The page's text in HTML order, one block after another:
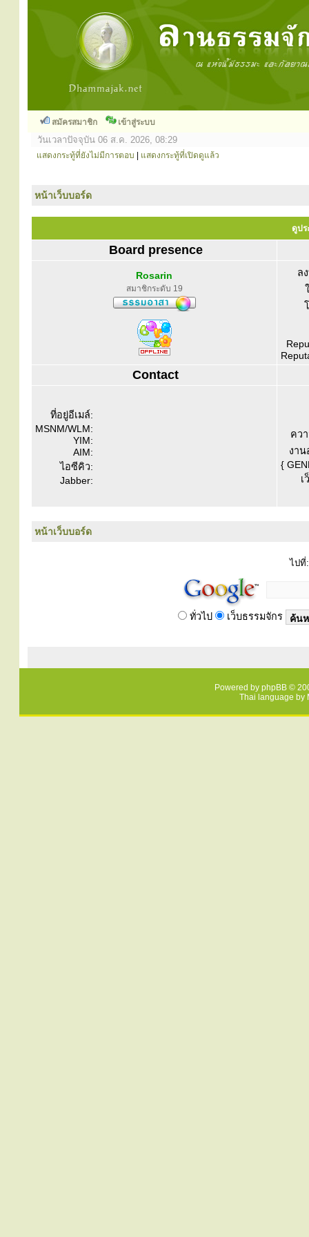
สมัครสมาชิก เข้าสู่ระบบ
วันเวลาปัจจุบัน 06 ส.ค. 2026, 08:29
แสดงกระทู้ที่ยังไม่มีการตอบ แสดงกระทู้ที่เปิดดูแล้ว
หน้าเว็บบอร์ด
ดูปร
Board presence
Rosarin
สมาชิกระดับ 19
ล
Contact
ที่อยู่อีเมล์:
MSNM/WLM:
YIM:
AIM:
ไอซีคิว:
Jabber:
คว
งาน
{
เ
หน้าเว็บบอร์ด
ไปที่:
ทั่วไป เว็บธรรมจักร
Powered by phpBB ©
Thai language by